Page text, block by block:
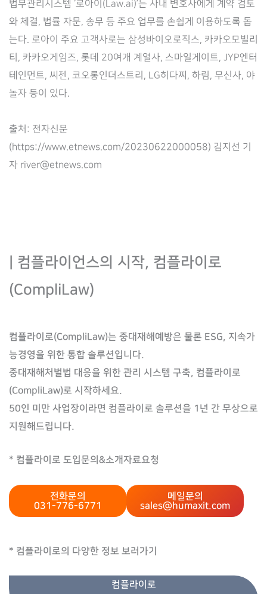
법무관리시스템 ‘로아이(Law.ai)’는 사내 변호사에게 계약 검토
와 체결, 법률 자문, 송무 등 주요 업무를 손쉽게 이용하도록 돕
는다. 로아이 주요 고객사로는 삼성바이오로직스, 카카오모빌리
티, 카카오게임즈, 롯데 20여개 계열사, 스마일게이트, JYP엔터
테인먼트, 씨젠, 코오롱인더스트리, LG히다찌, 하림, 무신사, 야
놀자 등이 있다.
출처: 전자신문
(https://www.etnews.com/20230622000058) 김지선 기
자 river@etnews.com
| 컴플라이언스의 시작, 컴플라이로
(CompliLaw)
컴플라이로(CompliLaw)는 중대재해예방은 물론 ESG, 지속가
능경영을 위한 통합 솔루션입니다.
중대재해처벌법 대응을 위한 관리 시스템 구축, 컴플라이로
(CompliLaw)로 시작하세요.
50인 미만 사업장이라면 컴플라이로 솔루션을 1년 간 무상으로
지원해드립니다.
* 컴플라이로 도입문의&소개자료요청
전화문의
031-776-6771
메일문의
sales@humaxit.com
* 컴플라이로의 다양한 정보 보러가기
컴플라이로